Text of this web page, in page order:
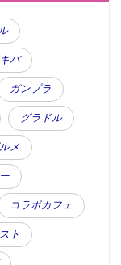
バ
ガンプラ
グラドル
メ
コラボカフェ
ト